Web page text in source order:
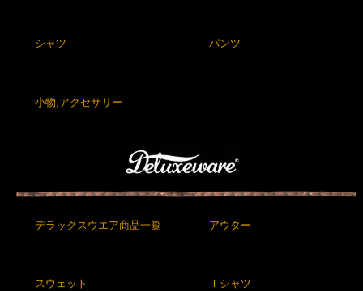
シャツ パンツ
小物,アクセサリー
デラックスウエア商品一覧 アウター
スウェット Ｔシャツ